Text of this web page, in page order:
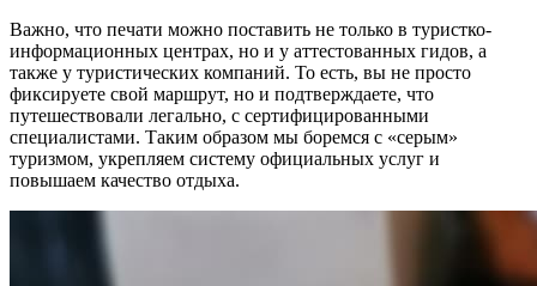
Важно, что печати можно поставить не только в туристко-
информационных центрах, но и у аттестованных гидов, а
также у туристических компаний. То есть, вы не просто
фиксируете свой маршрут, но и подтверждаете, что
путешествовали легально, с сертифицированными
специалистами. Таким образом мы боремся с «серым»
туризмом, укрепляем систему официальных услуг и
повышаем качество отдыха.